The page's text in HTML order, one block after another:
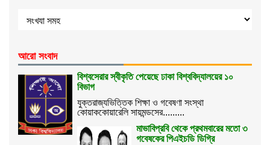
আরো সংবাদ
বিশ্বসেরার স্বীকৃতি পেয়েছে ঢাকা বিশ্ববিদ্যালয়ের ১০
বিভাগ
যুক্তরাজ্যভিত্তিক শিক্ষা ও গবেষণা সংস্থা
কোয়াককোয়ারেলি সায়মন্ডসের.........
মাভাবিপ্রবি থেকে প্রথমবারের মতো ৩
গবেষকের পিএইচডি ডিগ্রি